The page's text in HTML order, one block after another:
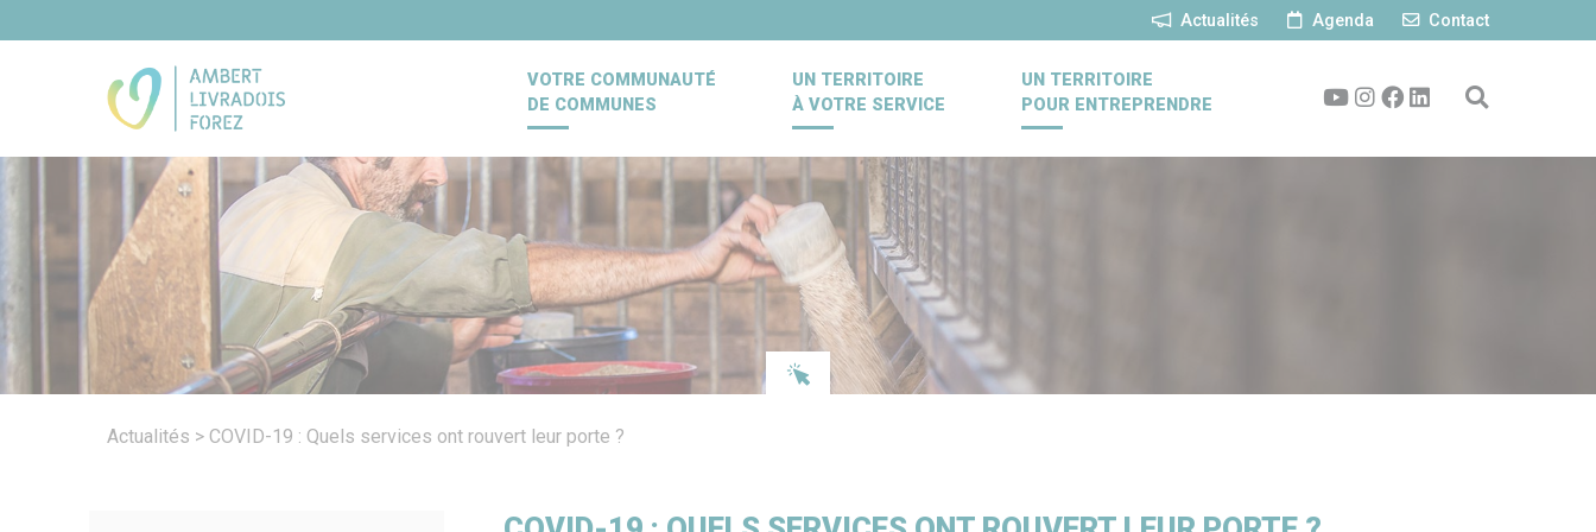
Actualités Agenda Contact
VOTRE COMMUNAUTÉ
DE COMMUNES
UN TERRITOIRE
À VOTRE SERVICE
UN TERRITOIRE
POUR ENTREPRENDRE
Actualités > COVID-19 : Quels services ont rouvert leur porte ?